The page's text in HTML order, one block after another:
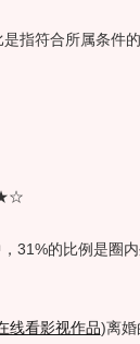
符合所属条件的
的比例是圈内
线看影视作品)离婚